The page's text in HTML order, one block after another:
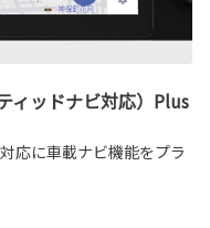
ィッドナビ対応）Plus
応に車載ナビ機能をプラ